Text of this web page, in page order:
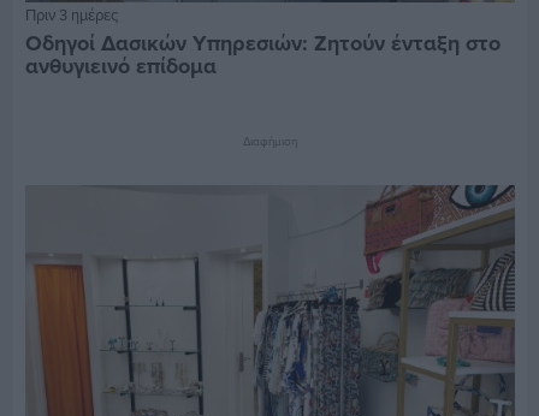
Πριν 3 ημέρες
Οδηγοί Δασικών Υπηρεσιών: Ζητούν ένταξη στο
ανθυγιεινό επίδομα
Διαφήμιση